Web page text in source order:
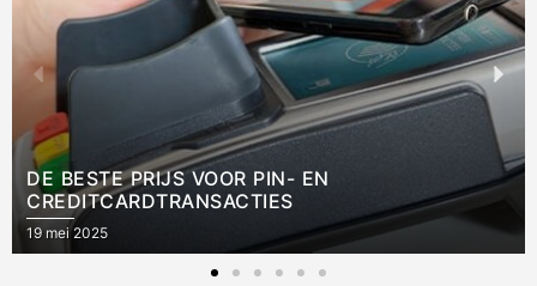
BRANDVEILIGHEID: VERPLICHTING OF EEN
SLIMME INVESTERING?
21 maart 2025